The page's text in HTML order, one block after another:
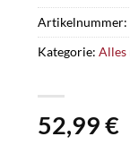
52,99€
Artikelnummer:
Kategorie: Alles